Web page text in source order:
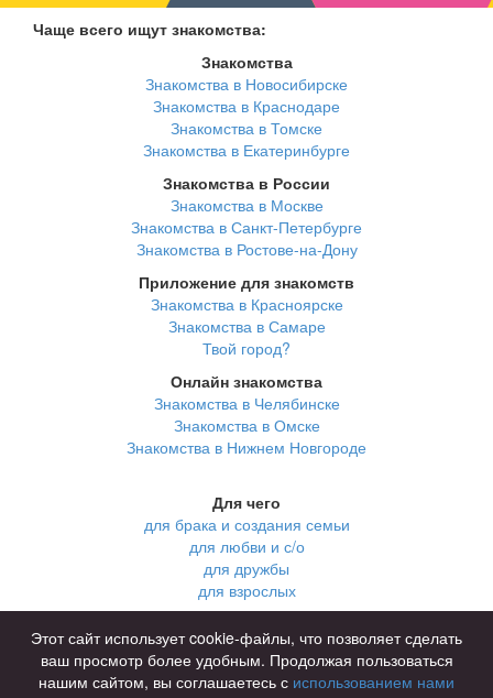
Чаще всего ищут знакомства:
Знакомства
Знакомства в Новосибирске
Знакомства в Краснодаре
Знакомства в Томске
Знакомства в Екатеринбурге
Знакомства в России
Знакомства в Москве
Знакомства в Санкт-Петербурге
Знакомства в Ростове-на-Дону
Приложение для знакомств
Знакомства в Красноярске
Знакомства в Самаре
Твой город?
Онлайн знакомства
Знакомства в Челябинске
Знакомства в Омске
Знакомства в Нижнем Новгороде
Для чего
для брака и создания семьи
для любви и с/о
для дружбы
для взрослых
за 40 лет
за 60 лет
для пожилых
Этот сайт использует cookie-файлы, что позволяет сделать
ваш просмотр более удобным. Продолжая пользоваться
нашим сайтом, вы соглашаетесь с использованием нами